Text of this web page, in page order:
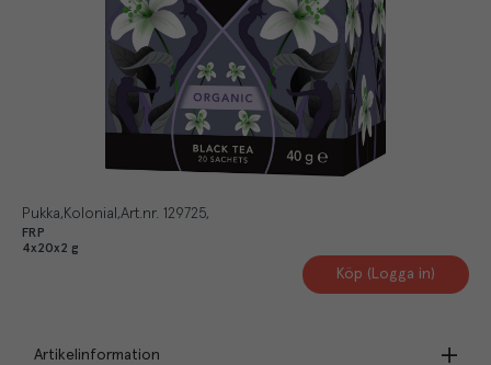
Pukka Kolonial Art.nr. 129725
FRP
4x20x2 g
Köp (Logga in)
Artikelinformation